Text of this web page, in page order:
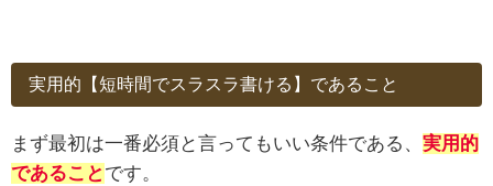
実用的【短時間でスラスラ書ける】であること
まず最初は一番必須と言ってもいい条件である、 実用的
であることです。